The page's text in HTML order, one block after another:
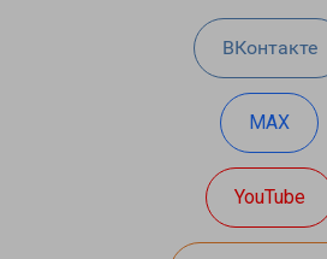
ВКонтакте
MAX
YouTube